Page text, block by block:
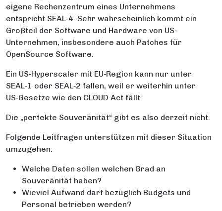
eigene Rechenzentrum eines Unternehmens
entspricht SEAL-4. Sehr wahrscheinlich kommt ein
Großteil der Software und Hardware von US-
Unternehmen, insbesondere auch Patches für
OpenSource Software.
Ein US‑Hyperscaler mit EU‑Region kann nur unter
SEAL‑1 oder SEAL‑2 fallen, weil er weiterhin unter
US‑Gesetze wie den CLOUD Act fällt.
Die „perfekte Souveränität“ gibt es also derzeit nicht.
Folgende Leitfragen unterstützen mit dieser Situation
umzugehen:
Welche Daten sollen welchen Grad an
Souveränität haben?
Wieviel Aufwand darf bezüglich Budgets und
Personal betrieben werden?